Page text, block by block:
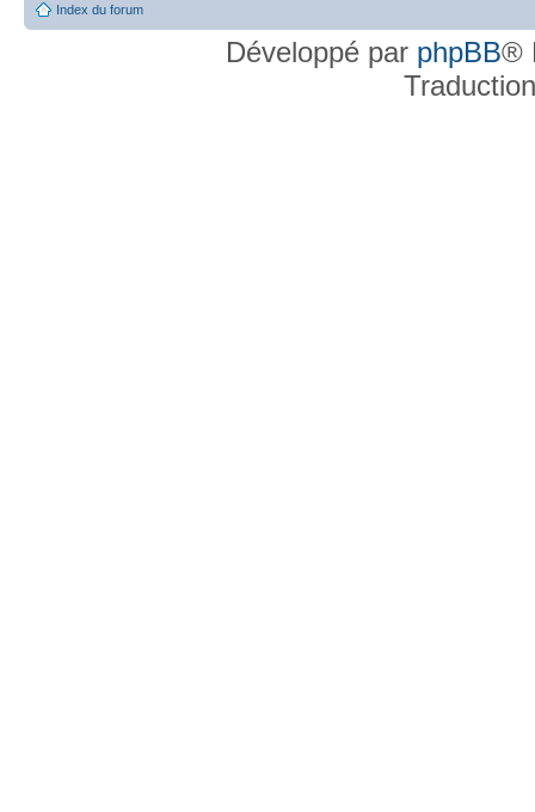
Index du forum
Développé par phpBB®